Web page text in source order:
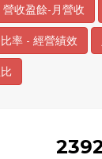
營收盈餘-月營收
率 - 經營績效